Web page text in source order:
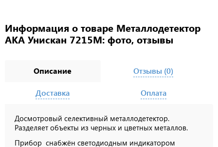
Информация о товаре Металлодетектор
АКА Унискан 7215М: фото, отзывы
Описание
Досмотровый селективный металлодетектор.
Разделяет объекты из черных и цветных металлов.
Прибор снабжён светодиодным индикатором
Отзывы (0)
Доставка Оплата